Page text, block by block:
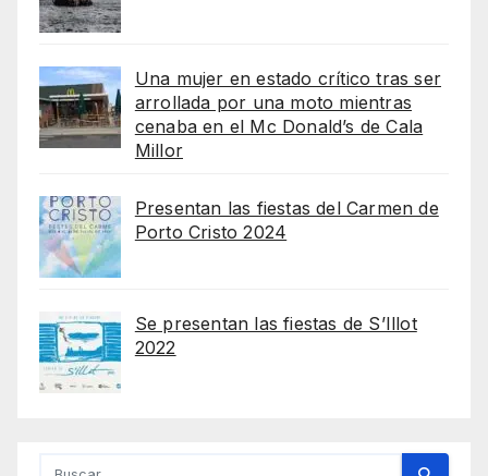
Una mujer en estado crítico tras ser
arrollada por una moto mientras
cenaba en el Mc Donald’s de Cala
Millor
Presentan las fiestas del Carmen de
Porto Cristo 2024
Se presentan las fiestas de S’Illot
2022